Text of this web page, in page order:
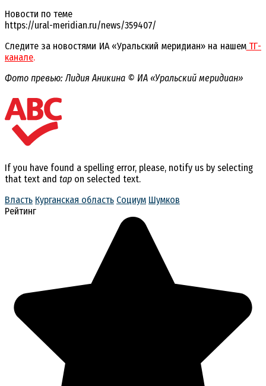
Новости по теме
https://ural-meridian.ru/news/359407/
Следите за новостями ИА «Уральский меридиан» на нашемТГ-
канале.
Фото превью: Лидия Аникина © ИА «Уральский меридиан»
If you have found a spelling error, please, notify us by selecting
that text and tap on selected text.
Власть Курганская область Социум Шумков
Рейтинг